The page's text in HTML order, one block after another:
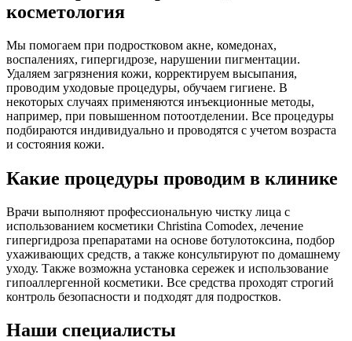
косметология
Мы помогаем при подростковом акне, комедонах,
воспалениях, гипергидрозе, нарушении пигментации.
Удаляем загрязнения кожи, корректируем высыпания,
проводим уходовые процедуры, обучаем гигиене. В
некоторых случаях применяются инъекционные методы,
например, при повышенном потоотделении. Все процедуры
подбираются индивидуально и проводятся с учетом возраста
и состояния кожи.
Какие процедуры проводим в клинике
Врачи выполняют профессиональную чистку лица с
использованием косметики Christina Comodex, лечение
гипергидроза препаратами на основе ботулотоксина, подбор
ухаживающих средств, а также консультируют по домашнему
уходу. Также возможна установка сережек и использование
гипоаллергенной косметики. Все средства проходят строгий
контроль безопасности и подходят для подростков.
Наши специалисты